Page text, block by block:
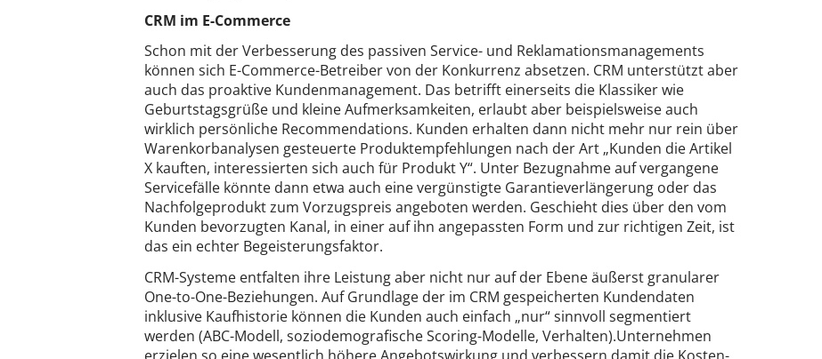
CRM im E-Commerce
Schon mit der Verbesserung des passiven Service- und Reklamationsmanagements
können sich E-Commerce-Betreiber von der Konkurrenz absetzen. CRM unterstützt aber
auch das proaktive Kundenmanagement. Das betrifft einerseits die Klassiker wie
Geburtstagsgrüße und kleine Aufmerksamkeiten, erlaubt aber beispielsweise auch
wirklich persönliche Recommendations. Kunden erhalten dann nicht mehr nur rein über
Warenkorbanalysen gesteuerte Produktempfehlungen nach der Art „Kunden die Artikel
X kauften, interessierten sich auch für Produkt Y“. Unter Bezugnahme auf vergangene
Servicefälle könnte dann etwa auch eine vergünstigte Garantieverlängerung oder das
Nachfolgeprodukt zum Vorzugspreis angeboten werden. Geschieht dies über den vom
Kunden bevorzugten Kanal, in einer auf ihn angepassten Form und zur richtigen Zeit, ist
das ein echter Begeisterungsfaktor.
CRM-Systeme entfalten ihre Leistung aber nicht nur auf der Ebene äußerst granularer
One-to-One-Beziehungen. Auf Grundlage der im CRM gespeicherten Kundendaten
inklusive Kaufhistorie können die Kunden auch einfach „nur“ sinnvoll segmentiert
werden (ABC-Modell, soziodemografische Scoring-Modelle, Verhalten).Unternehmen